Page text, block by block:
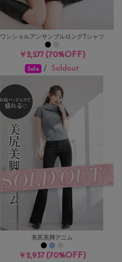
ワンショルアンサンブルロングTシャツ
￥2,277(70%OFF)
Sale / Soldout
美尻美脚デニム
￥2,937(70%OFF)